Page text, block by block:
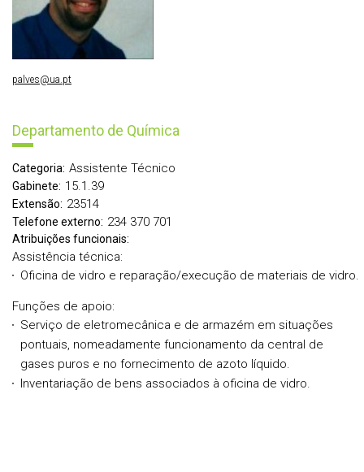
Departamento de Química
Categoria: Assistente Técnico
Gabinete: 15.1.39
Extensão: 23514
Telefone externo: 234 370 701
Atribuições funcionais:
Assistência técnica:
Oficina de vidro e reparação/execução de materiais de vidro.
Funções de apoio:
Serviço de eletromecânica e de armazém em situações
pontuais, nomeadamente funcionamento da central de
gases puros e no fornecimento de azoto líquido.
Inventariação de bens associados à oficina de vidro.
palves@ua.pt